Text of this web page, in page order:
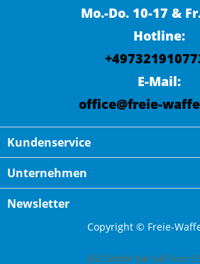
Mo.-Do. 10-17 &
Hotline:
E-Mail:
office@freie-
Kundenservice
Unternehmen
Newsletter
Copyright © Freie-
ESC GmbH hat 4,87von 5